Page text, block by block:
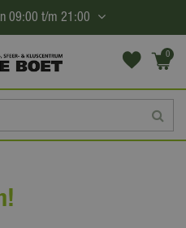
09:00 t/m 21:00
0
(€0,